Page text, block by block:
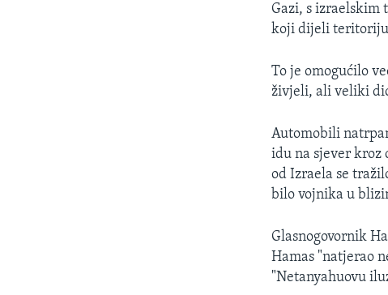
Gazi, s izraelskim
koji dijeli
To je omogućilo
živjeli, ali veliki
Automobili
idu na sjever kroz
od Izraela se
bilo vojnika u
Glasnogovornik
Hamas "natjerao
"Netanyahuovu